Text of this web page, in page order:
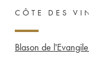
CÔTE DES
Blason de l'Evangile